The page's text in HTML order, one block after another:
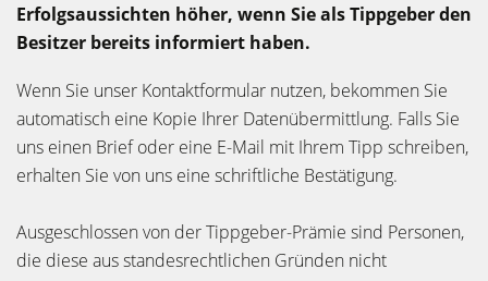
Erfolgsaussichten höher, wenn Sie als Tippgeber den
Besitzer bereits informiert haben.
Wenn Sie unser Kontaktformular nutzen, bekommen Sie
automatisch eine Kopie Ihrer Datenübermittlung. Falls Sie
uns einen Brief oder eine E-Mail mit Ihrem Tipp schreiben,
erhalten Sie von uns eine schriftliche Bestätigung.
Ausgeschlossen von der Tippgeber-Prämie sind Personen,
die diese aus standesrechtlichen Gründen nicht